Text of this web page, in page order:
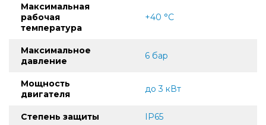
Максимальная
рабочая
температура
+40 °C
Максимальное
давление
6 бар
Мощность
двигателя
до 3 кВт
Степень защиты IP65